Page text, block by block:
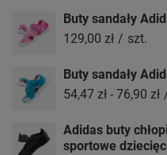
Buty sandały
129,00 zł / szt.
Buty sandały
54,47 zł - 76,90 zł
Adidas buty
sportowe